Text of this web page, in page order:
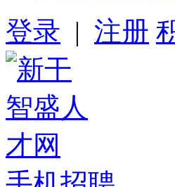
登录 | 注册